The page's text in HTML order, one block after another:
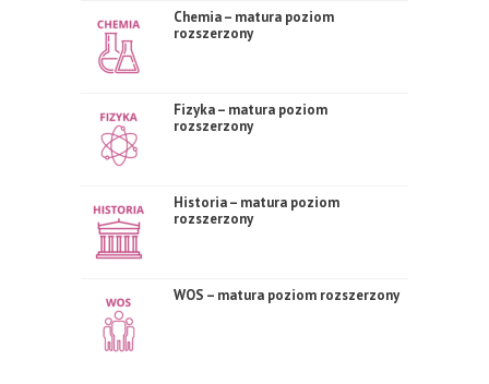
Chemia – matura poziom
rozszerzony
Fizyka – matura poziom
rozszerzony
Historia – matura poziom
rozszerzony
WOS – matura poziom rozszerzony